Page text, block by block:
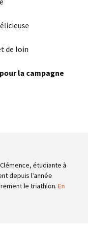
de loin
la campagne
étudiante à
depuis l'année
le triathlon. En